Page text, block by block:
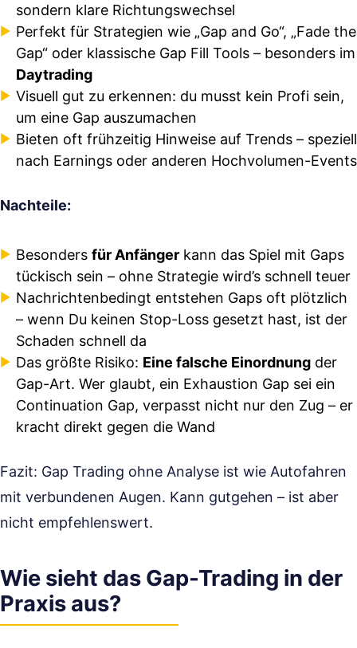
sondern klare Richtungswechsel
Perfekt für Strategien wie „Gap and Go“, „Fade the
Gap“ oder klassische Gap Fill Tools – besonders im
Daytrading
Visuell gut zu erkennen: du musst kein Profi sein,
um eine Gap auszumachen
Bieten oft frühzeitig Hinweise auf Trends – speziell
nach Earnings oder anderen Hochvolumen-Events
Nachteile:
Besonders für Anfänger kann das Spiel mit Gaps
tückisch sein – ohne Strategie wird’s schnell teuer
Nachrichtenbedingt entstehen Gaps oft plötzlich
– wenn Du keinen Stop-Loss gesetzt hast, ist der
Schaden schnell da
Das größte Risiko: Eine falsche Einordnung der
Gap-Art. Wer glaubt, ein Exhaustion Gap sei ein
Continuation Gap, verpasst nicht nur den Zug – er
kracht direkt gegen die Wand
Fazit: Gap Trading ohne Analyse ist wie Autofahren
mit verbundenen Augen. Kann gutgehen – ist aber
nicht empfehlenswert.
Wie sieht das Gap-Trading in der
Praxis aus?